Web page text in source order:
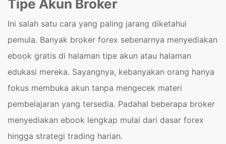
Tipe Akun Broker
Ini salah satu cara yang paling jarang diketahui
pemula. Banyak broker forex sebenarnya menyediakan
ebook gratis di halaman tipe akun atau halaman
edukasi mereka. Sayangnya, kebanyakan orang hanya
fokus membuka akun tanpa mengecek materi
pembelajaran yang tersedia. Padahal beberapa broker
menyediakan ebook lengkap mulai dari dasar forex
hingga strategi trading harian.